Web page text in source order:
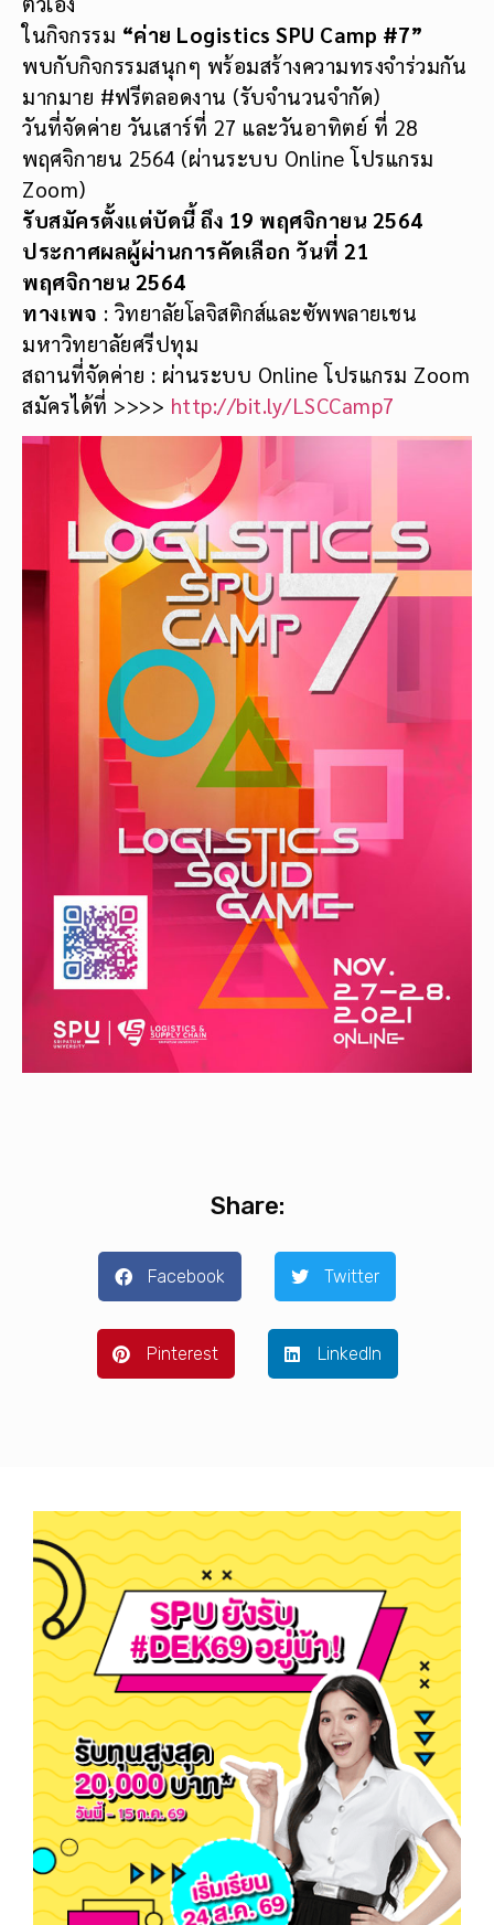
ตัวเอง
ในกิจกรรม
“ค่าย Logistics SPU Camp #7”
พบกับกิจกรรมสนุกๆ พร้อมสร้างความทรงจำร่วมกัน
มากมาย #ฟรีตลอดงาน (รับจำนวนจำกัด)
วันที่จัดค่าย วันเสาร์ที่ 27 และวันอาทิตย์ ที่ 28
พฤศจิกายน 2564 (ผ่านระบบ Online โปรแกรม
Zoom)
รับสมัครตั้งแต่บัดนี้ ถึง 19 พฤศจิกายน 2564
ประกาศผลผู้ผ่านการคัดเลือก วันที่ 21
พฤศจิกายน 2564
ทางเพจ : วิทยาลัยโลจิสติกส์และซัพพลายเชน
มหาวิทยาลัยศรีปทุม
สถานที่จัดค่าย : ผ่านระบบ Online โปรแกรม Zoom
สมัครได้ที่ >>>> http://bit.ly/LSCCamp7
Share:
Facebook Twitter
Pinterest LinkedIn